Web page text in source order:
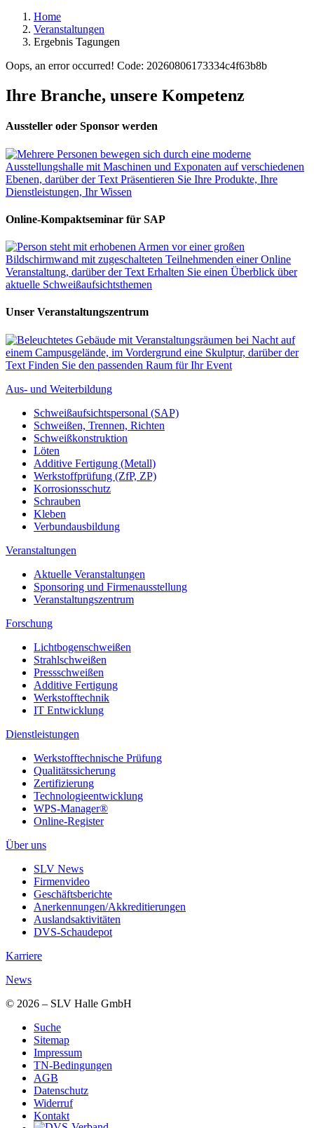
Home
Veranstaltungen
Ergebnis Tagungen
Oops, an error occurred! Code: 20260806173334c4f63b8b
Ihre Branche, unsere Kompetenz
Aussteller oder Sponsor werden
Online-Kompaktseminar für SAP
Unser Veranstaltungszentrum
Aus- und Weiterbildung
Schweißaufsichtspersonal (SAP)
Schweißen, Trennen, Richten
Schweißkonstruktion
Löten
Additive Fertigung (Metall)
Werkstoffprüfung (ZfP, ZP)
Korrosionsschutz
Schrauben
Kleben
Verbundausbildung
Veranstaltungen
Aktuelle Veranstaltungen
Sponsoring und Firmenausstellung
Veranstaltungszentrum
Forschung
Lichtbogenschweißen
Strahlschweißen
Pressschweißen
Additive Fertigung
Werkstofftechnik
IT Entwicklung
Dienstleistungen
Werkstofftechnische Prüfung
Qualitätssicherung
Zertifizierung
Technologieentwicklung
WPS-Manager®
Online-Register
Über uns
SLV News
Firmenvideo
Geschäftsberichte
Anerkennungen/Akkreditierungen
Auslandsaktivitäten
DVS-Schaudepot
Karriere
News
© 2026 – SLV Halle GmbH
Suche
Sitemap
Impressum
TN-Bedingungen
AGB
Datenschutz
Widerruf
Kontakt